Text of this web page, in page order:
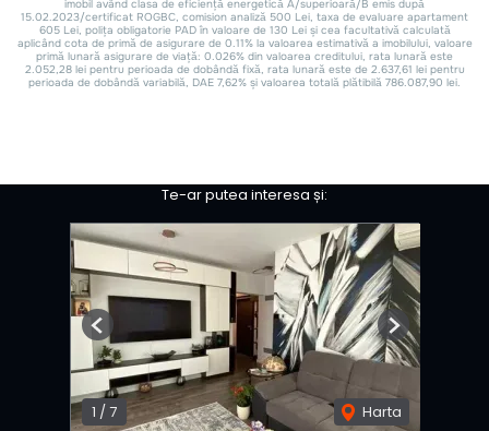
Te-ar putea interesa și:
1 / 7 Harta
Previous Next